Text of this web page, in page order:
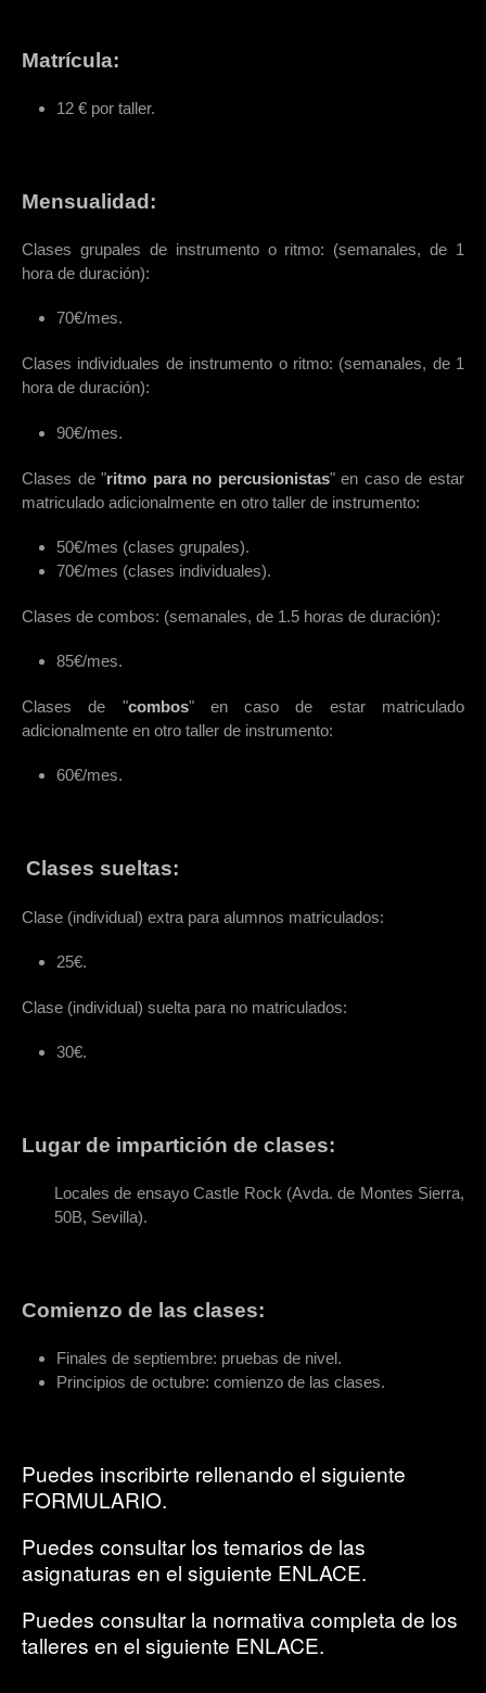
Matrícula:
12 € por taller.
Mensualidad:
Clases grupales de instrumento o ritmo: (semanales, de 1
hora de duración):
70€/mes.
Clases individuales de instrumento o ritmo: (semanales, de 1
hora de duración):
90€/mes.
Clases de "ritmo para no percusionistas" en caso de estar
matriculado adicionalmente en otro taller de instrumento:
50€/mes (clases grupales).
70€/mes (clases individuales).
Clases de combos: (semanales, de 1.5 horas de duración):
85€/mes.
Clases de "combos" en caso de estar matriculado
adicionalmente en otro taller de instrumento:
60€/mes.
Clases sueltas:
Clase (individual) extra para alumnos matriculados:
25€.
Clase (individual) suelta para no matriculados:
30€.
Lugar de impartición de clases:
Locales de ensayo Castle Rock (Avda. de Montes Sierra,
50B, Sevilla).
Comienzo de las clases:
Finales de septiembre: pruebas de nivel.
Principios de octubre: comienzo de las clases.
Puedes inscribirte rellenando el siguiente
FORMULARIO.
Puedes consultar los temarios de las
asignaturas en el siguiente ENLACE.
Puedes consultar la normativa completa de los
talleres en el siguiente ENLACE.